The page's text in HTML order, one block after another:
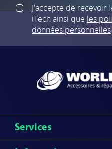
J'accepte de recevoir
iTech ainsi que les
données personnelles
Services